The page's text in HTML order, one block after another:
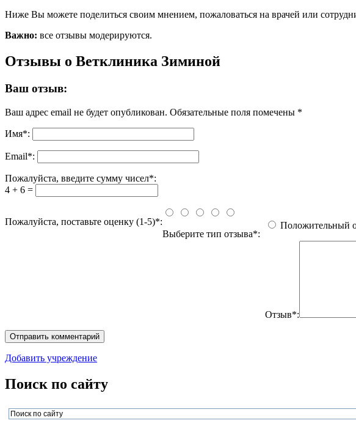
Ниже Вы можете поделиться своим мнением, пожаловаться на врачей или
Важно: все отзывы модерируются.
Отзывы о Ветклиника Зиминой
Ваш отзыв:
Ваш адрес email не будет опубликован. Обязательные поля помечены *
Имя*:
Email*:
Пожалуйста, введите сумму чисел*:
4 + 6 =
Пожалуйста, поставьте оценку (1-5)*:
Выберите тип отзыва*:
Положительный
Отзыв*:
Добавить учреждение
Поиск по сайту